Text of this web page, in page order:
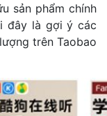
sản phẩm chính
đây là gợi ý các
trên Taobao